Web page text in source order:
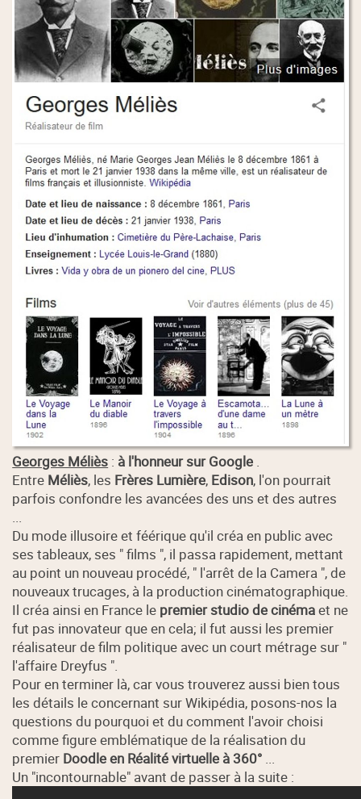
Georges Méliès : à l'honneur sur Google .
Entre Méliès, les Frères Lumière, Edison, l'on pourrait
parfois confondre les avancées des uns et des autres
...
Du mode illusoire et féérique qu'il créa en public avec
ses tableaux, ses " films ", il passa rapidement, mettant
au point un nouveau procédé, " l'arrêt de la Camera ", de
nouveaux trucages, à la production cinématographique.
Il créa ainsi en France le premier studio de cinémaet ne
fut pas innovateur que en cela; il fut aussi les premier
réalisateur de film politique avec un court métrage sur "
l'affaire Dreyfus ".
Pour en terminer là, car vous trouverez aussi bien tous
les détails le concernant sur Wikipédia, posons-nos la
questions du pourquoi et du comment l'avoir choisi
comme figure emblématique de la réalisation du
premier Doodle en Réalité virtuelle à 360° ...
Un "incontournable" avant de passer à la suite :